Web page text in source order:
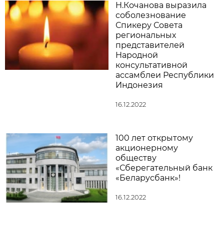
Н.Кочанова выразила
соболезнование
Спикеру Совета
региональных
представителей
Народной
консультативной
ассамблеи Республики
Индонезия
16.12.2022
100 лет открытому
акционерному
обществу
«Сберегательный банк
«Беларусбанк»!
16.12.2022